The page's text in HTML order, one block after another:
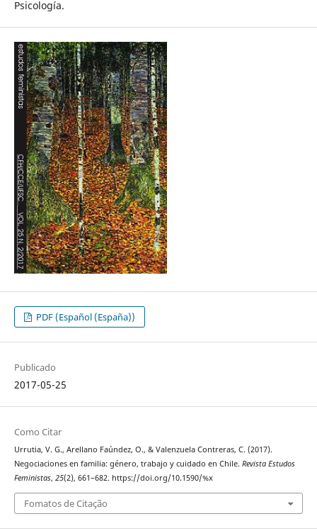
Psicología.
PDF (Español (España))
Publicado
2017-05-25
Como Citar
Urrutia, V. G., Arellano Faúndez, O., & Valenzuela Contreras, C. (2017).
Negociaciones en familia: género, trabajo y cuidado en Chile. Revista Estudos
Feministas, 25(2), 661–682. https://doi.org/10.1590/%x
Fomatos de Citação